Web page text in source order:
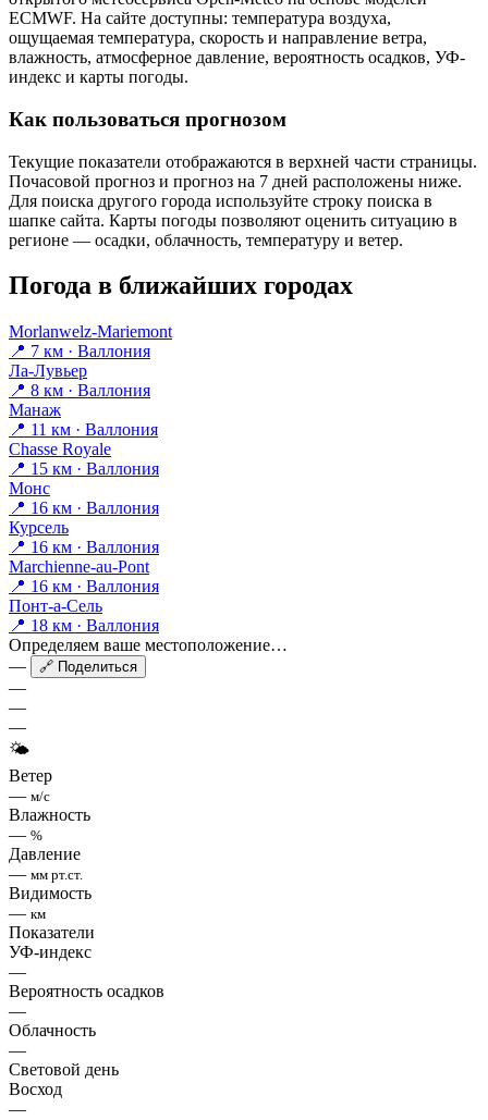
ECMWF. На сайте доступны: температура воздуха,
ощущаемая температура, скорость и направление ветра,
влажность, атмосферное давление, вероятность осадков, УФ-
индекс и карты погоды.
Как пользоваться прогнозом
Текущие показатели отображаются в верхней части страницы.
Почасовой прогноз и прогноз на 7 дней расположены ниже.
Для поиска другого города используйте строку поиска в
шапке сайта. Карты погоды позволяют оценить ситуацию в
регионе — осадки, облачность, температуру и ветер.
Погода в ближайших городах
Morlanwelz-Mariemont
📍 7 км · Валлония
Ла-Лувьер
📍 8 км · Валлония
Манаж
📍 11 км · Валлония
Chasse Royale
📍 15 км · Валлония
Монс
📍 16 км · Валлония
Курсель
📍 16 км · Валлония
Marchienne-au-Pont
📍 16 км · Валлония
Понт-а-Сель
📍 18 км · Валлония
Определяем ваше местоположение…
—
🔗 Поделиться
—
—
—
🌤
Ветер
— м/с
Влажность
— %
Давление
— мм рт.ст.
Видимость
— км
Показатели
УФ-индекс
—
Вероятность осадков
—
Облачность
—
Световой день
Восход
—